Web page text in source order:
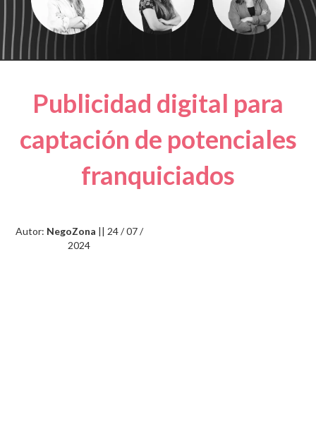
Publicidad digital para
captación de potenciales
franquiciados
Autor: NegoZona || 24 / 07 /
2024